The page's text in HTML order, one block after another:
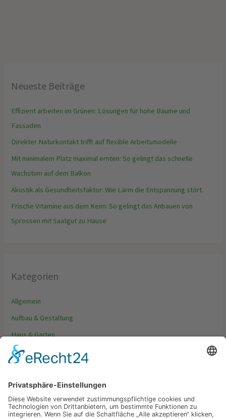
Neueste Beiträge
Effizient arbeiten im Grünen: Lösungen für hohe Bäume und
Fassaden
Direkter Naturkontakt trifft auf flexible Arbeitsmodelle
Mit minimalem Platz maximal ernten: So gelingt das schnelle
Wachstum auf dem Balkon
Akustik als Gesundheitsfaktor: Wie Lärm die Entspannung stört.
Frische Vitamine aus dem Keim: So gelingt das Anbauen von
Sprossen mit Saatgut zu Hause
Kategorien
Allgemein
Aufbau & Gestaltung
Haus & Garten
Möbel & Dekoration